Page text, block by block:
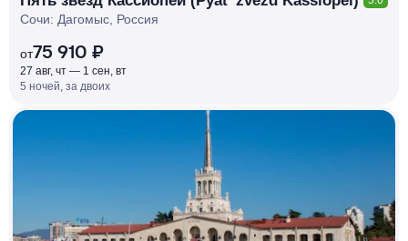
Сочи: Дагомыс, Россия
от75 910 ₽
27 авг, чт — 1 сен, вт
5 ночей, за двоих
РУБЛЯ
МИ
Д
О 7